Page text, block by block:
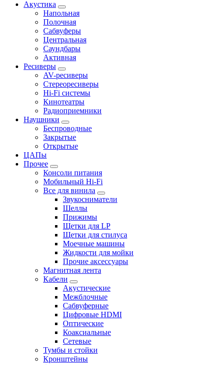
Акустика
Напольная
Полочная
Сабвуферы
Центральная
Саундбары
Активная
Ресиверы
AV-ресиверы
Стереоресиверы
Hi-Fi системы
Кинотеатры
Радиоприемники
Наушники
Беспроводные
Закрытые
Открытые
ЦАПы
Прочее
Консоли питания
Мобильный Hi-Fi
Все для винила
Звукосниматели
Шеллы
Прижимы
Щетки для LP
Щетки для стилуса
Моечные машины
Жидкости для мойки
Прочие аксессуары
Магнитная лента
Кабели
Акустические
Межблочные
Сабвуферные
Цифровые HDMI
Оптические
Коаксиальные
Сетевые
Тумбы и стойки
Кронштейны